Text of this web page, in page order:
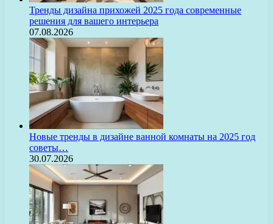
Тренды дизайна прихожей 2025 года современные
решения для вашего интерьера
07.08.2026
Новые тренды в дизайне ванной комнаты на 2025 год
советы…
30.07.2026